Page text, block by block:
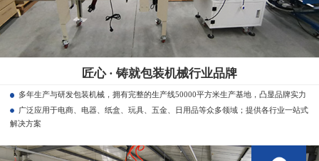
匠心 · 铸就包装机械行业品牌
多年生产与研发包装机械，拥有完整的生产线50000平方米生产基地，凸显品牌实力
广泛应用于电商、电器、纸盒、玩具、五金、日用品等众多领域；提供各行业一站式
解决方案